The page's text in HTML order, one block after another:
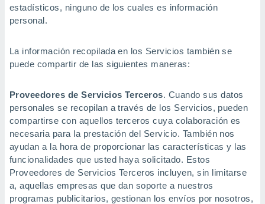
estadísticos, ninguno de los cuales es información
personal.
La información recopilada en los Servicios también se
puede compartir de las siguientes maneras:
Proveedores de Servicios Terceros. Cuando sus datos
personales se recopilan a través de los Servicios, pueden
compartirse con aquellos terceros cuya colaboración es
necesaria para la prestación del Servicio. También nos
ayudan a la hora de proporcionar las características y las
funcionalidades que usted haya solicitado. Estos
Proveedores de Servicios Terceros incluyen, sin limitarse
a, aquellas empresas que dan soporte a nuestros
programas publicitarios, gestionan los envíos por nosotros,